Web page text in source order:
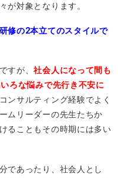
が対象となります。
修の2本立てのスタイルで
すが、社会人になって間も
ろな悩みで先行き不安に
ンサルティング経験でよく
ムリーダーの先生たちか
ることもその時期には多い
であったり、社会人とし